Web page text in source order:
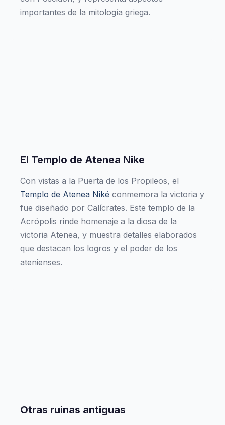
importantes de la mitología griega.
El Templo de Atenea Nike
Con vistas a la Puerta de los Propileos, el
Templo de Atenea Niké conmemora la victoria y
fue diseñado por Calícrates. Este templo de la
Acrópolis rinde homenaje a la diosa de la
victoria Atenea, y muestra detalles elaborados
que destacan los logros y el poder de los
atenienses.
Otras ruinas antiguas